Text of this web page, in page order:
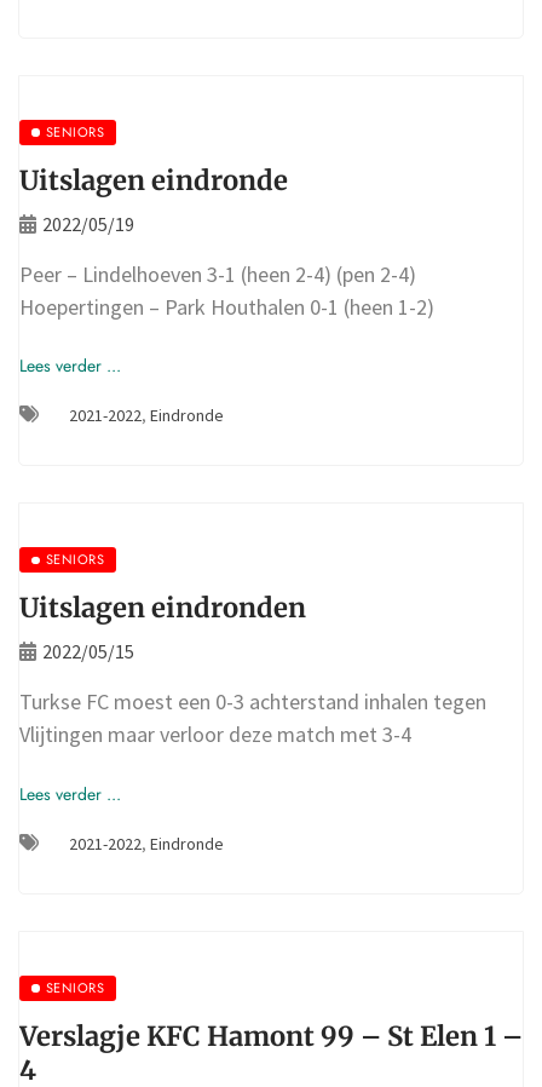
SENIORS
Uitslagen eindronde
2022/05/19
Peer – Lindelhoeven 3-1 (heen 2-4) (pen 2-4)
Hoepertingen – Park Houthalen 0-1 (heen 1-2)
Lees verder ...
2021-2022, Eindronde
SENIORS
Uitslagen eindronden
2022/05/15
Turkse FC moest een 0-3 achterstand inhalen tegen
Vlijtingen maar verloor deze match met 3-4
Lees verder ...
2021-2022, Eindronde
SENIORS
Verslagje KFC Hamont 99 – St Elen 1 –
4